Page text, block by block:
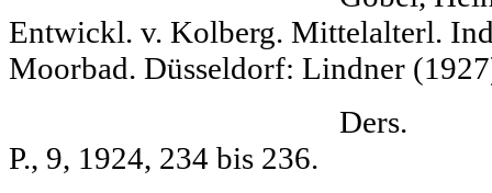
Entwickl. v. Kolberg. Mittelalterl.
Moorbad. Düsseldorf: Lindner
Ders.
P., 9, 1924, 234 bis 236.